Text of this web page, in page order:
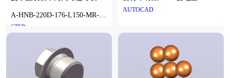
A-HNB-220D-176-L150-MR-Y-
P1K-N3
STEP
AUTOCAD